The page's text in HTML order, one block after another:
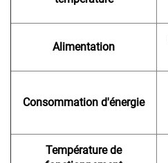
Alimentation
Consommation d'énergie
Température de